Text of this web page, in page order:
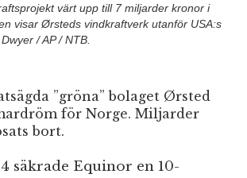
värt upp till 7 miljarder kronor i
visar Ørsteds vindkraftverk utanför USA:s
/ AP / NTB.
”gröna” bolaget Ørsted
för Norge. Miljarder
bort.
säkrade Equinor en 10-